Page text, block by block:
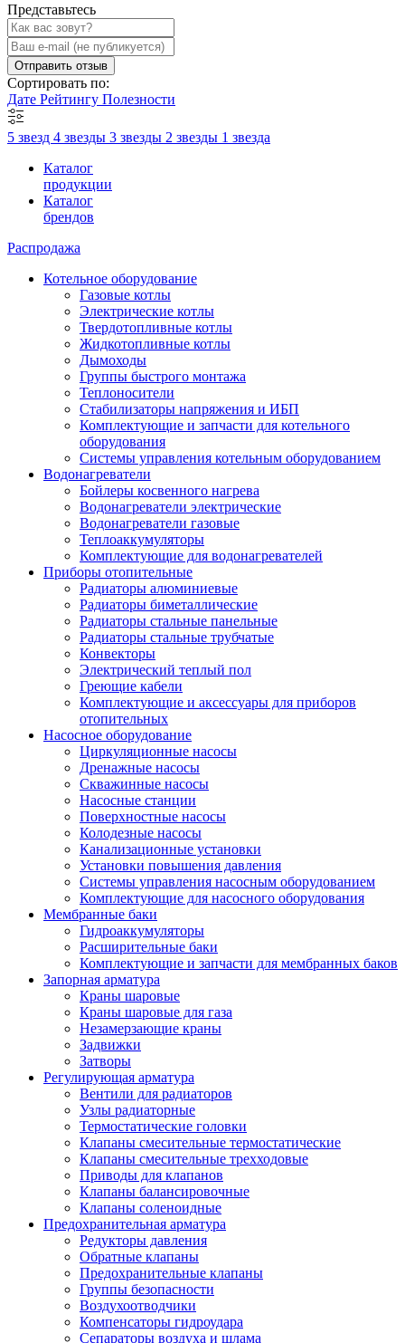
Представьтесь
Отправить отзыв
Сортировать по:
Дате Рейтингу Полезности
5 звезд 4 звезды 3 звезды 2 звезды 1 звезда
Каталог
продукции
Каталог
брендов
Распродажа
Котельное оборудование
Газовые котлы
Электрические котлы
Твердотопливные котлы
Жидкотопливные котлы
Дымоходы
Группы быстрого монтажа
Теплоносители
Стабилизаторы напряжения и ИБП
Комплектующие и запчасти для котельного
оборудования
Системы управления котельным оборудованием
Водонагреватели
Бойлеры косвенного нагрева
Водонагреватели электрические
Водонагреватели газовые
Теплоаккумуляторы
Комплектующие для водонагревателей
Приборы отопительные
Радиаторы алюминиевые
Радиаторы биметаллические
Радиаторы стальные панельные
Радиаторы стальные трубчатые
Конвекторы
Электрический теплый пол
Греющие кабели
Комплектующие и аксессуары для приборов
отопительных
Насосное оборудование
Циркуляционные насосы
Дренажные насосы
Скважинные насосы
Насосные станции
Поверхностные насосы
Колодезные насосы
Канализационные установки
Установки повышения давления
Системы управления насосным оборудованием
Комплектующие для насосного оборудования
Мембранные баки
Гидроаккумуляторы
Расширительные баки
Комплектующие и запчасти для мембранных баков
Запорная арматура
Краны шаровые
Краны шаровые для газа
Незамерзающие краны
Задвижки
Затворы
Регулирующая арматура
Вентили для радиаторов
Узлы радиаторные
Термостатические головки
Клапаны смесительные термостатические
Клапаны смесительные трехходовые
Приводы для клапанов
Клапаны балансировочные
Клапаны соленоидные
Предохранительная арматура
Редукторы давления
Обратные клапаны
Предохранительные клапаны
Группы безопасности
Воздухоотводчики
Компенсаторы гидроудара
Сепараторы воздуха и шлама